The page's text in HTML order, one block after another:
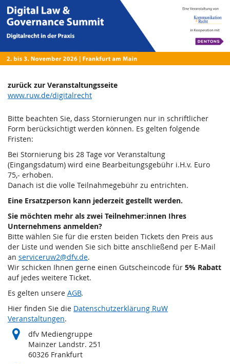
Zum
Haupt-
springen
Digital
Law
&
Governance
Summit
Digitalrecht
in
der
Praxis
2.–
bis
3.
November
2026
zurück zur Veranstaltungsseite
www.ruw.de/digitalrecht
Bitte beachten Sie, dass Stornierungen nur in schriftlicher
Form berücksichtigt werden können. Es gelten folgende
Fristen:
Bei Stornierung bis 28 Tage vor Veranstaltung
(Eingangsdatum) wird eine Bearbeitungsgebühr i.H.v. Euro
75,- erhoben.
Danach ist die volle Teilnahmegebühr zu entrichten.
Eine Ersatzperson kann jederzeit gestellt werden.
Sie möchten mehr als zwei Teilnehmer:innen Ihres
Unternehmens anmelden?
Bitte wählen Sie für die ersten beiden Tickets den Preis aus
der Liste und wenden Sie sich bitte anschließend per E-Mail
an serviceruw2@dfv.de.
Wir schicken Ihnen gerne einen Gutscheincode für 5% Rabatt
auf jedes weitere Ticket.
Es gelten unsere AGB.
Hier finden Sie die Datenschutzerklärung RuW
Veranstaltungen.
dfv Mediengruppe
Mainzer Landstr. 251
60326 Frankfurt